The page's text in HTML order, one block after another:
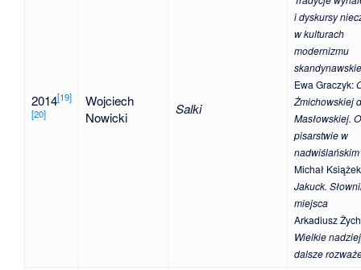
2014[19]
[20]
Wojciech
Nowicki
Salki
i dyskursy
w kulturach
modernizmu
Ewa Graczyk:
Żmichowskiej
Masłowskiej. O
pisarstwie w
Michał Książek
Jakuck.
miejsca
Arkadiusz
Wielkie
dalsze